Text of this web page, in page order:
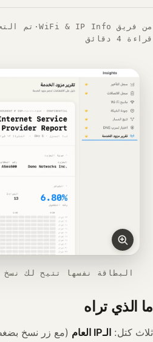
من فريق WiFi & IP Info · تم
قراءة 4 دقائق
البطاقة نفسها تتيح لك
ما الذي تراه
ثلاث كتل: الـIP العام (مع زر نسخ